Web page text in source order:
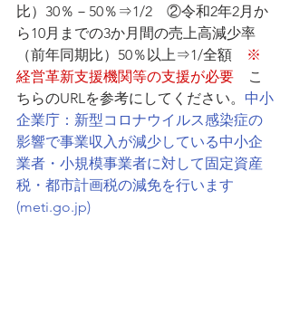
比）30％－50％⇒1/2　②令和2年2月か
ら10月までの3か月間の売上高減少率
（前年同期比）50％以上⇒1/全額
※
経営革新支援機関等の支援が必要 こ
ちらのURLを参考にしてください。 中小
企業庁：新型コロナウイルス感染症の
影響で事業収入が減少している中小企
業者・小規模事業者に対して固定資産
税・都市計画税の減免を行います
(meti.go.jp)